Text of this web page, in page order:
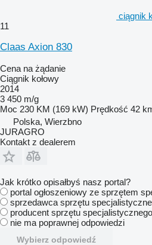
ciągnik
11
Claas Axion 830
Cena na żądanie
Ciągnik kołowy
2014
3 450 m/g
Moc 230 KM (169 kW) Prędkość 42
Polska, Wierzbno
JURAGRO
Kontakt z dealerem
Jak krótko opisałbyś nasz portal?
portal ogłoszeniowy ze sprzętem
sprzedawca sprzętu
producent sprzętu specjalistycznego
nie ma poprawnej odpowiedzi
Wybierz odpowiedź